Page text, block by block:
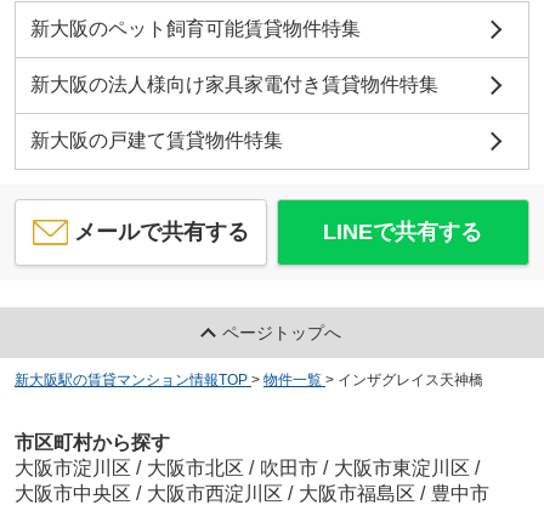
新大阪のペット飼育可能賃貸物件特集
新大阪の法人様向け家具家電付き賃貸物件特集
新大阪の戸建て賃貸物件特集
メールで共有する LINEで共有する
ページトップへ
新大阪駅の賃貸マンション情報TOP > 物件一覧 > インザグレイス天神橋
市区町村から探す
大阪市淀川区 / 大阪市北区 / 吹田市 / 大阪市東淀川区 /
大阪市中央区 / 大阪市西淀川区 / 大阪市福島区 / 豊中市